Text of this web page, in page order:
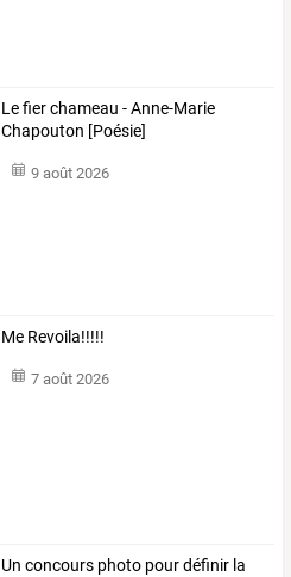
Le fier chameau - Anne-Marie
Chapouton [Poésie]
9 août 2026
Me Revoila!!!!!
7 août 2026
Un concours photo pour définir la